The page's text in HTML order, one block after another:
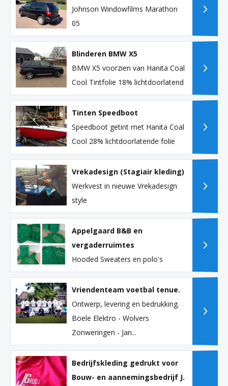
Johnson Windowfilms Marathon
05
Blinderen BMW X5
BMW X5 voorzien van Hanita Coal
Cool Tintfolie 18% lichtdoorlatend
Tinten Speedboot
Speedboot getint met Hanita Coal
Cool 28% lichtdoorlatende folie
Vrekadesign (Stagiair kleding)
Werkvest in nieuwe Vrekadesign
style
Appelgaard B&B en
vergaderruimtes
Hooded Sweaters en polo's
Vriendenteam voetbal tenue.
Ontwerp, levering en bedrukking.
Boele Elektro - Wolvers
Zonweringen - Jan...
Bedrijfskleding gedrukt voor
Bouw- en aannemingsbedrijf J.